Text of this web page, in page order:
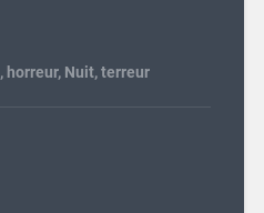
, horreur, Nuit,terreur